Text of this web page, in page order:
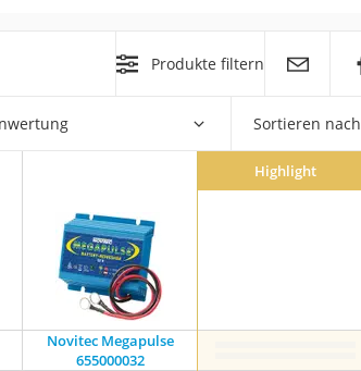
Produkte filtern
Sortieren nach
Highlight
Novitec Megapulse
655000032